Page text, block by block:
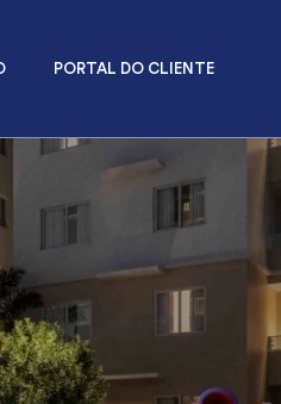
PORTAL DO CLIENTE